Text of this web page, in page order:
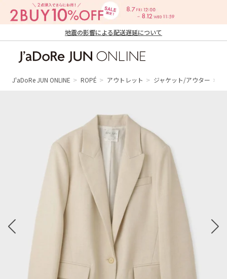
地震の影響による配送遅延について
ン オンライン）
J'aDoRe JUN ONLINE ROPÉ アウトレット ジャケット/アウター